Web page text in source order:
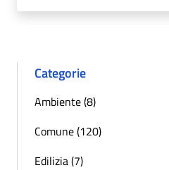
Categorie
Ambiente (8)
Comune (120)
Edilizia (7)